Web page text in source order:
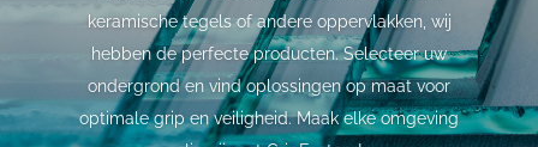
keramische tegels of andere oppervlakken, wij
hebben de perfecte producten. Selecteer uw
ondergrond en vind oplossingen op maat voor
optimale grip en veiligheid. Maak elke omgeving